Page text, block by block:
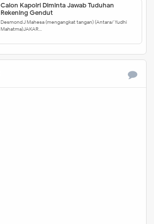
Calon Kapolri Diminta Jawab Tuduhan
Rekening Gendut
Desmond J Mahesa (mengangkat tangan) (Antara/ Yudhi
Mahatma)JAKAR…